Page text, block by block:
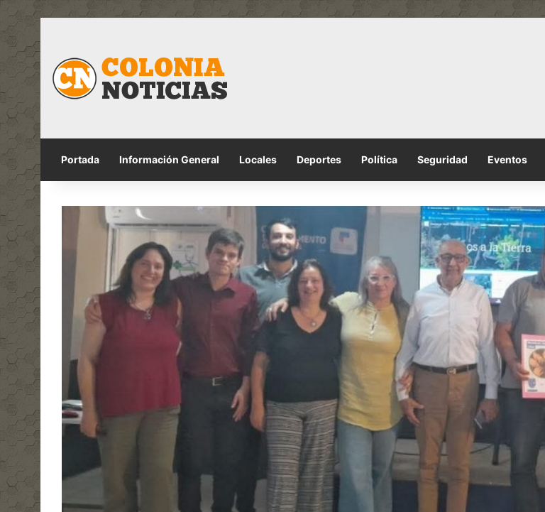
Portada Información General Locales Deportes Política Seguridad Eventos